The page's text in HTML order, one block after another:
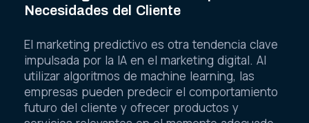
Necesidades del Cliente
El marketing predictivo es otra tendencia clave
impulsada por la IA en el marketing digital. Al
utilizar algoritmos de machine learning, las
empresas pueden predecir el comportamiento
futuro del cliente y ofrecer productos y